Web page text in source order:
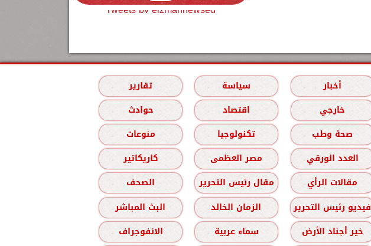
Tweets by elzmannewseg
أخبار سياسة
تقارير
خارجي اقتصاد
حوادث
صحة وطب تكنولوجيا
منوعات
العدد الورقي مصر العظمى
كاريكاتير
مقالات الرأي مقال رئيس التحرير
الصحف
فيديو رئيس التحرير الزمان الخالد
البث المباشر
خير أجناد الأرض سماء عربية الانفوجراف